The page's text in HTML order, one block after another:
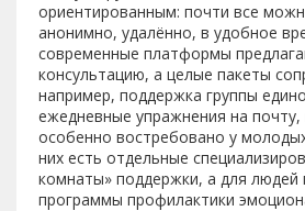
ориентированным: почти все
анонимно, удалённо, в удобное
современные платформы
консультацию, а целые пакеты
например, поддержка группы
ежедневные упражнения на
особенно востребовано у
них есть отдельные
комнаты» поддержки, а для
программы профилактики